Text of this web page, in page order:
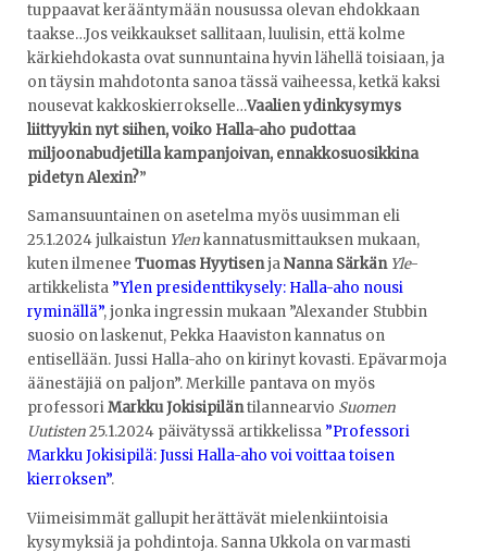
tuppaavat kerääntymään nousussa olevan ehdokkaan
taakse…Jos veikkaukset sallitaan, luulisin, että kolme
kärkiehdokasta ovat sunnuntaina hyvin lähellä toisiaan, ja
on täysin mahdotonta sanoa tässä vaiheessa, ketkä kaksi
nousevat kakkoskierrokselle…Vaalien ydinkysymys
liittyykin nyt siihen, voiko Halla-aho pudottaa
miljoonabudjetilla kampanjoivan, ennakkosuosikkina
pidetyn Alexin?”
Samansuuntainen on asetelma myös uusimman eli
25.1.2024 julkaistun Ylenkannatusmittauksen mukaan,
kuten ilmenee Tuomas HyytisenjaNanna Särkän Yle-
artikkelista ”Ylen presidenttikysely: Halla-aho nousi
ryminällä”, jonka ingressin mukaan ”Alexander Stubbin
suosio on laskenut, Pekka Haaviston kannatus on
entisellään. Jussi Halla-aho on kirinyt kovasti. Epävarmoja
äänestäjiä on paljon”. Merkille pantava on myös
professoriMarkku Jokisipiläntilannearvio Suomen
Uutisten25.1.2024 päivätyssä artikkelissa ”Professori
Markku Jokisipilä: Jussi Halla-aho voi voittaa toisen
kierroksen”.
Viimeisimmät gallupit herättävät mielenkiintoisia
kysymyksiä ja pohdintoja. Sanna Ukkola on varmasti